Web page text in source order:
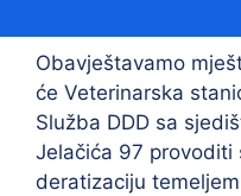
Obavještavamo
će Veterinarska
Služba DDD sa
Jelačića 97 provoditi
deratizaciju